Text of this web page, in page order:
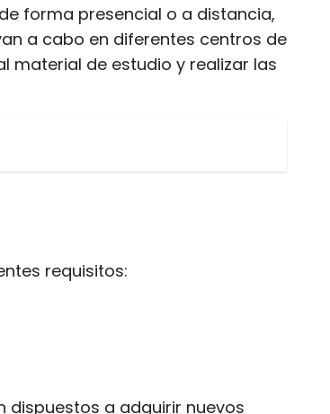
forma presencial o a distancia,
a cabo en diferentes centros de
material de estudio y realizar las
requisitos:
dispuestos a adquirir nuevos